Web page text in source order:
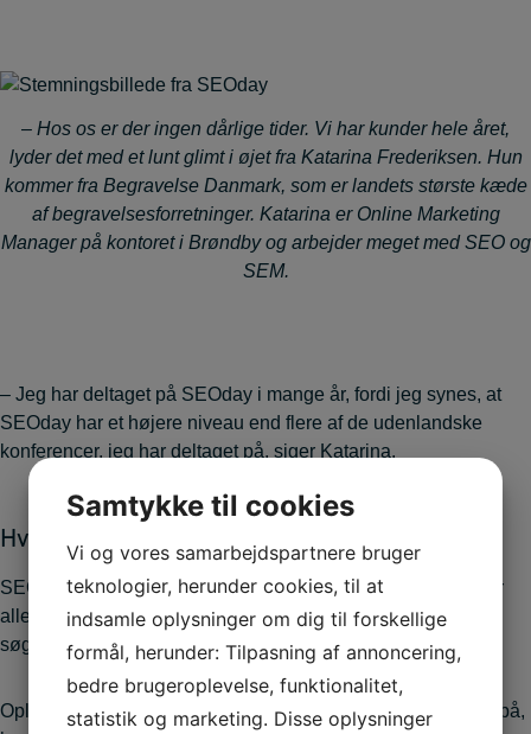
– Hos os er der ingen dårlige tider. Vi har kunder hele året,
lyder det med et lunt glimt i øjet fra Katarina Frederiksen. Hun
kommer fra Begravelse Danmark, som er landets største kæde
af begravelsesforretninger. Katarina er Online Marketing
Manager på kontoret i Brøndby og arbejder meget med SEO og
SEM.
– Jeg har deltaget på SEOday i mange år, fordi jeg synes, at
SEOday har et højere niveau end flere af de udenlandske
konferencer, jeg har deltaget på, siger Katarina.
Hvad er SEOday?
SEOday er Danmarks store inspirations- og netværksdag for
alle, der arbejder med at skabe forretninger via
søgemaskineoptimering.
Oplægsholdere fra hele verden kommer og giver deres bud på,
Samtykke til cookies
Vi og vores samarbejdspartnere bruger
teknologier, herunder cookies, til at
indsamle oplysninger om dig til forskellige
formål, herunder: Tilpasning af annoncering,
bedre brugeroplevelse, funktionalitet,
statistik og marketing. Disse oplysninger